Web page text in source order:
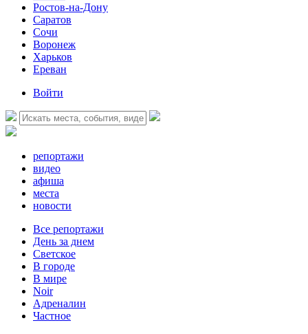
Ростов-на-Дону
Саратов
Сочи
Воронеж
Харьков
Ереван
Войти
репортажи
видео
афиша
места
новости
Все репортажи
День за днем
Светское
В городе
В мире
Noir
Адреналин
Частное